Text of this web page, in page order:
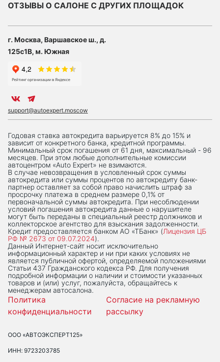
ОТЗЫВЫ О САЛОНЕ С ДРУГИХ ПЛОЩАДОК
г. Москва, Варшавское ш., д.
125с1В, м. Южная
support@autoexpert.moscow
Годовая ставка автокредита варьируется 8% до 15% и
зависит от конкретного банка, кредитной программы.
Минимальный срок погашения от 61 дня, максимальный - 96
месяцев. При этом любые дополнительные комиссии
автоцентром «Auto Expert» не взимаются.
В случае невозвращения в условленный срок суммы
автокредита или суммы процентов по автокредиту банк-
партнер оставляет за собой право начислить штраф за
просрочку платежа в среднем размере 0,1% от
первоначальной суммы автокредита. При несоблюдении
условий погашения автокредита данные о нарушителе
могут быть переданы в специальный реестр должников и
коллекторское агентство для взыскания задолженности.
Кредит предоставляется банком АО «ТБанк» (Лицензия ЦБ
РФ № 2673 от 09.07.2024).
Данный Интернет-сaйт носит исключительно
информационный характер и ни при каких условиях не
является публичной офертой, определяемой положениями
Статьи 437 Гражданского кодекса РФ. Для получения
подробной информации о наличии и стоимости указанных
товаров и (или) услуг, пожалуйста, обращайтесь к
менеджерам автосалона.
Политика
конфиденциальности
Согласие на рекламную
рассылку
ООО «АВТОЭКСПЕРТ125»
ИНН: 9723203785